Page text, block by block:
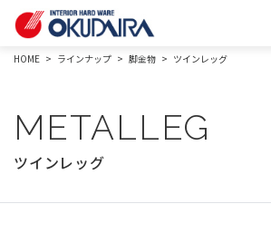
HOME ラインナップ 脚金物 ツインレッグ
METALLEG
ツインレッグ